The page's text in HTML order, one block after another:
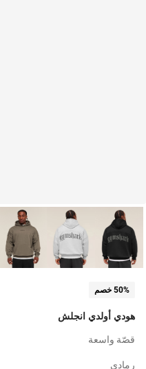
50% خصم
هودي أولدي انجلش
قصّة واسعة
رمادي